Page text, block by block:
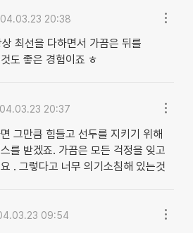
20:38
최선을 다하면서 가끔은 뒤를
도 좋은 경험이죠 ㅎ
20:37
그만큼 힘들고 선두를 지키기 위해
를 받겠죠. 가끔은 모든 걱정을 잊고
. 그렇다고 너무 의기소침해 있는것
09:54